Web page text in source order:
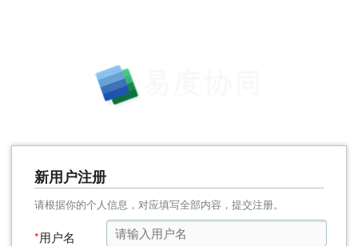
新用户注册
请根据你的个人信息，对应填写全部内容，提交注册。
*用户名